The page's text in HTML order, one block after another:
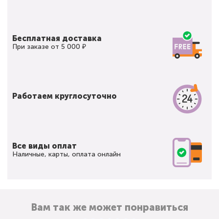
Бесплатная доставка
При заказе от 5 000 ₽
Работаем круглосуточно
Все виды оплат
Наличные, карты, оплата онлайн
Вам так же может понравиться